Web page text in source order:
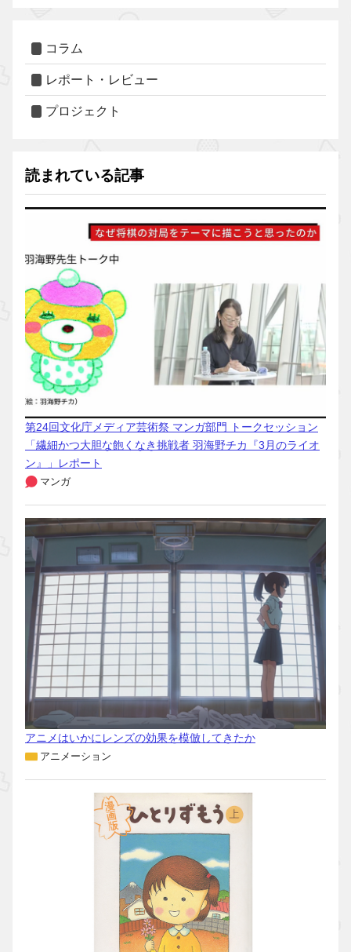
コラム
レポート・レビュー
プロジェクト
読まれている記事
第24回文化庁メディア芸術祭 マンガ部門 トークセッション
「繊細かつ大胆な飽くなき挑戦者 羽海野チカ『3月のライオ
ン』」レポート
マンガ
アニメはいかにレンズの効果を模倣してきたか
アニメーション